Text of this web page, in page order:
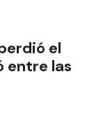
el
entre las